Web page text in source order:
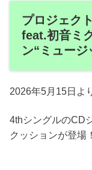
プロジェク
feat.初音ミ
ン“ミュー
2026年5月15日よ
4thシングルのCD
クッションが登場